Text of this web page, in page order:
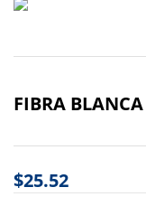
FIBRA BLANCA
$25.52